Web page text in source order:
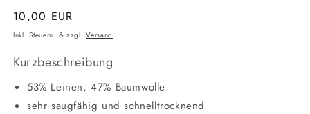
Normaler
Preis
10,00 EUR
Inkl. Steuern. & zzgl.Versand
Kurzbeschreibung
53% Leinen, 47% Baumwolle
sehr saugfähig und schnelltrocknend